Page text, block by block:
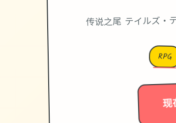
传说之尾 テイルズ・
RPG
现